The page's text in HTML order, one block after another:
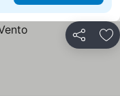
Teilen